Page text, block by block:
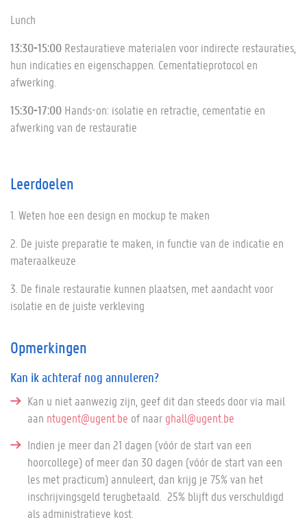
Lunch
13:30-15:00 Restauratieve materialen voor indirecte restauraties,
hun indicaties en eigenschappen. Cementatieprotocol en
afwerking.
15:30-17:00 Hands-on: isolatie en retractie, cementatie en
afwerking van de restauratie
Leerdoelen
1. Weten hoe een design en mockup te maken
2. De juiste preparatie te maken, in functie van de indicatie en
materaalkeuze
3. De finale restauratie kunnen plaatsen, met aandacht voor
isolatie en de juiste verkleving
Opmerkingen
Kan ik achteraf nog annuleren?
Kan u niet aanwezig zijn, geef dit dan steeds door via mail
aan ntugent@ugent.be of naar ghall@ugent.be
Indien je meer dan 21 dagen (vóór de start van een
hoorcollege) of meer dan 30 dagen (vóór de start van een
les met practicum) annuleert, dan krijg je 75% van het
inschrijvingsgeld terugbetaald. 25% blijft dus verschuldigd
als administratieve kost.